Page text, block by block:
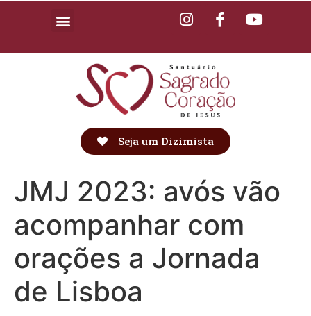
Seja um Dizimista
JMJ 2023: avós vão
acompanhar com
orações a Jornada
de Lisboa